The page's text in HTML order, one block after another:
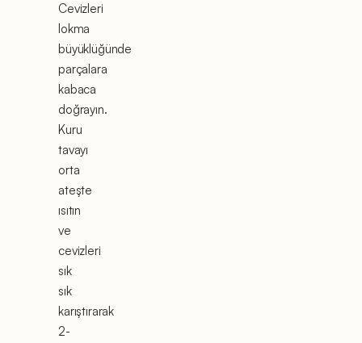
Cevizleri
lokma
büyüklüğünde
parçalara
kabaca
doğrayın.
Kuru
tavayı
orta
ateşte
ısıtın
ve
cevizleri
sık
sık
karıştırarak
2-